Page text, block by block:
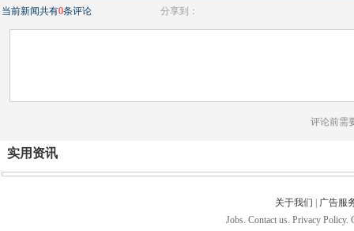
当前新闻共有0条评论 分享到：
评论前需
实用资讯
关于我们
广告服
Jobs. Contact us. Privacy